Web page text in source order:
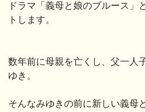
ドラマ「義母と娘のブルース」
トします。
数年前に母親を亡くし、父一人
ゆき。
そんなみゆきの前に新しい義母